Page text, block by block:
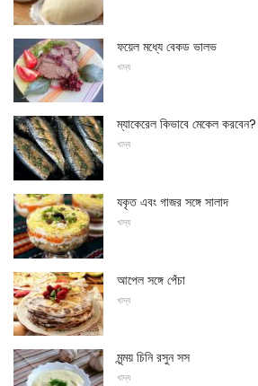
ফয়েল মধ্যে বেকড ভালভ
খাদ্য
ম্যাকেরেল কিভাবে মেকেল করবেন?
খাদ্য
যকৃত এবং গাজর সঙ্গে সালাদ
খাদ্য
আপেল সঙ্গে পেঁচা
খাদ্য
মৃন্ময় চিনি রসুন সস
খাদ্য